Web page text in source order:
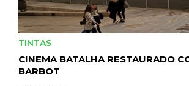
TINTAS
CINEMA BATALHA RESTAURADO
BARBOT